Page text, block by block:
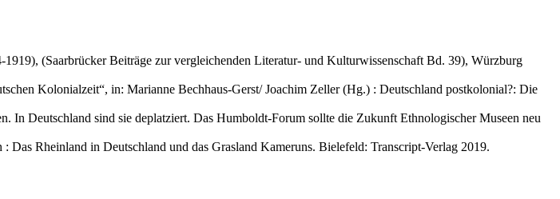
(Saarbrücker Beiträge zur vergleichenden Literatur- und Kulturwissenschaft Bd. 39), Würzburg
Kolonialzeit“, in: Marianne Bechhaus-Gerst/ Joachim Zeller (Hg.) : Deutschland postkolonial?: Die
Deutschland sind sie deplatziert. Das Humboldt-Forum sollte die Zukunft Ethnologischer Museen neu
Rheinland in Deutschland und das Grasland Kameruns. Bielefeld: Transcript-Verlag 2019.